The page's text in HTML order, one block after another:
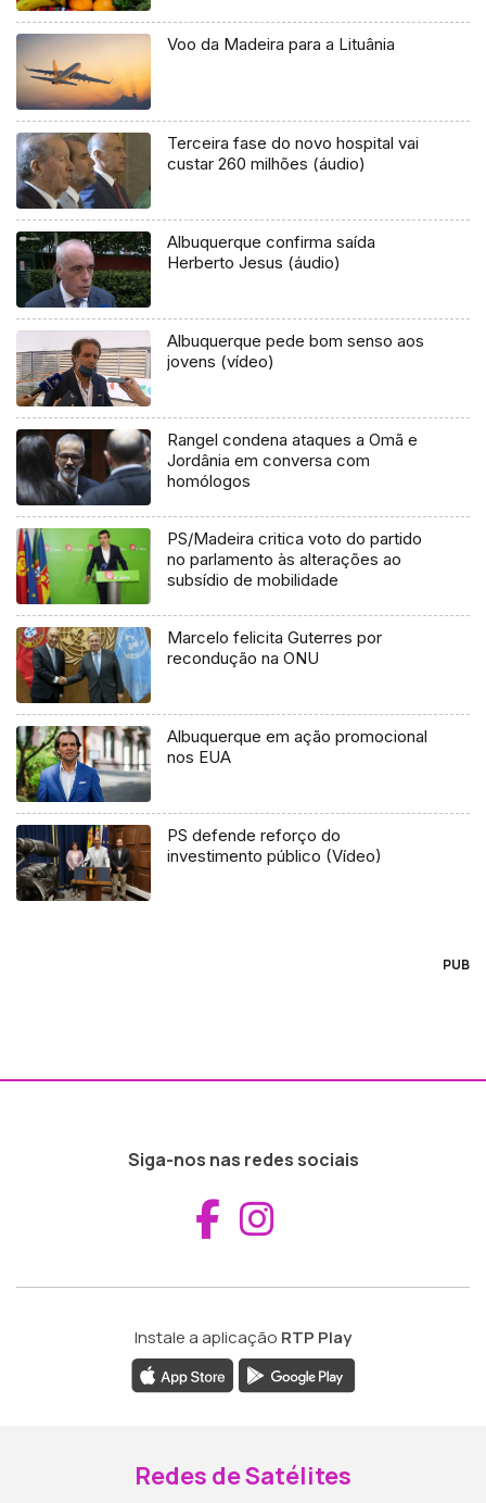
Voo da Madeira para a Lituânia
Terceira fase do novo hospital vai
custar 260 milhões (áudio)
Albuquerque confirma saída
Herberto Jesus (áudio)
Albuquerque pede bom senso aos
jovens (vídeo)
Rangel condena ataques a Omã e
Jordânia em conversa com
homólogos
PS/Madeira critica voto do partido
no parlamento às alterações ao
subsídio de mobilidade
Marcelo felicita Guterres por
recondução na ONU
Albuquerque em ação promocional
nos EUA
PS defende reforço do
investimento público (Vídeo)
PUB
Siga-nos nas redes sociais
Aceder ao
Instale a aplicação RTP Play
Redes de Satélites